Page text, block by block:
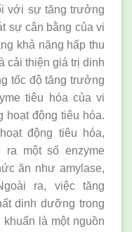
với sự tăng trưởng
sự cân bằng của vi
khả năng hấp thu
cải thiện giá trị dinh
tốc độ tăng trưởng
tiêu hóa của vi
hoạt động tiêu hóa.
động tiêu hóa,
một số enzyme
ăn như amylase,
ra, việc tăng
dinh dưỡng trong
là một nguồn